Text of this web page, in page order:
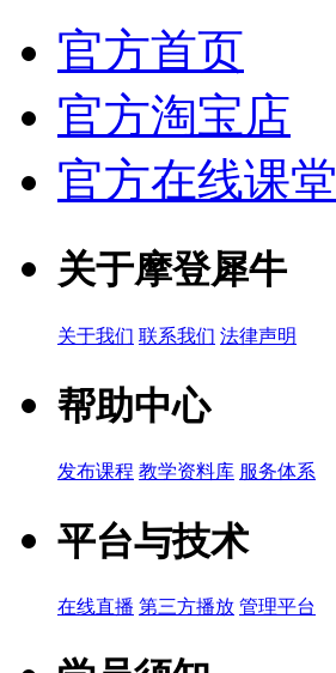
官方首页
官方淘宝店
官方在线课堂
关于摩登犀牛
关于我们 联系我们 法律声明
帮助中心
发布课程 教学资料库 服务体系
平台与技术
在线直播 第三方播放 管理平台